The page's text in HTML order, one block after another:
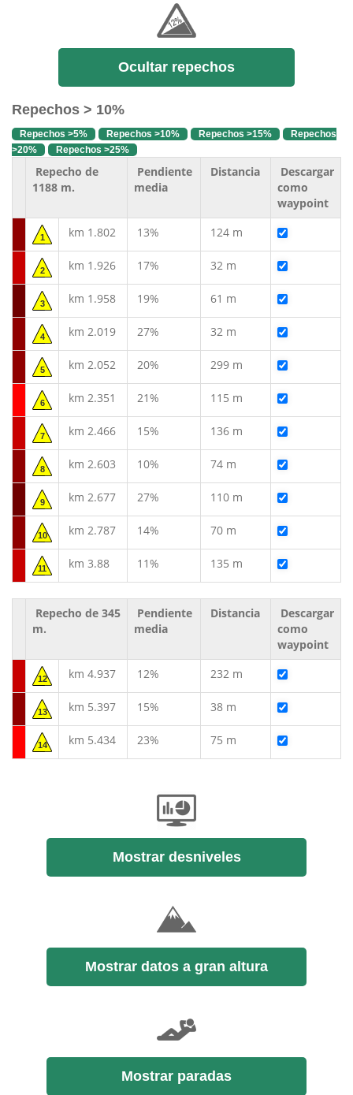
Ocultar repechos
Repechos > 10%
Repechos >5% Repechos >10% Repechos >15%
Repechos
>20%
Repechos >25%
Repecho de
1188 m.
Pendiente
media
Distancia
Descargar
como
waypoint
1 km 1.802 13% 124 m
2 km 1.926 17% 32 m
3 km 1.958 19% 61 m
4 km 2.019 27% 32 m
5 km 2.052 20% 299 m
6 km 2.351 21% 115 m
7 km 2.466 15% 136 m
8 km 2.603 10% 74 m
9 km 2.677 27% 110 m
10 km 2.787 14% 70 m
11 km 3.88 11% 135 m
Repecho de 345
m.
Pendiente
media
Distancia
Descargar
como
waypoint
12 km 4.937 12% 232 m
13 km 5.397 15% 38 m
14 km 5.434 23% 75 m
Mostrar desniveles
Mostrar datos a gran altura
Mostrar paradas